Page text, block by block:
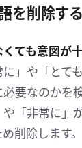
を削除する
ても意図が
」や「とて
要なのかを
「非常に」
削除します。